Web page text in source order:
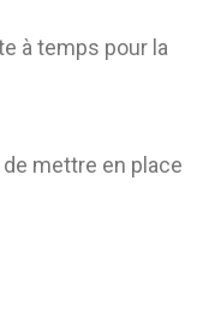
à temps pour la
mettre en place